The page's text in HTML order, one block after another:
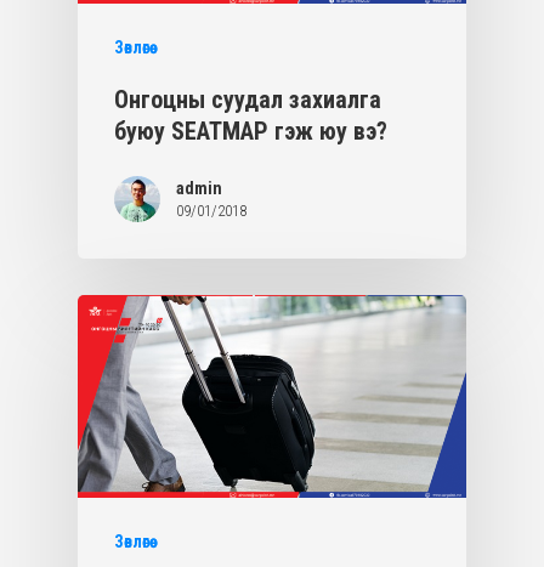
Зөвлөгөө
Онгоцны суудал захиалга
буюу SEATMAP гэж юу вэ?
admin
09/01/2018
Зөвлөгөө